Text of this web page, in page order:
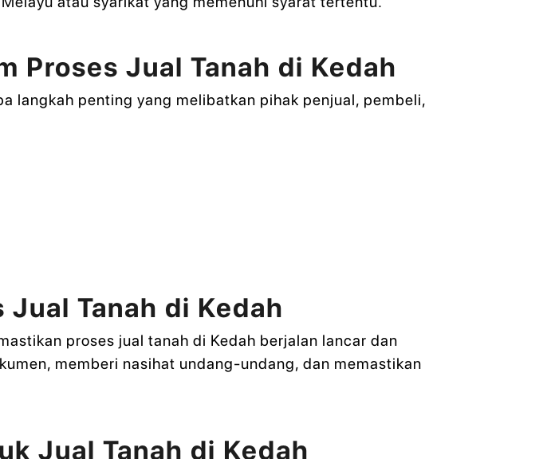
Proses Jual Tanah di Kedah
langkah penting yang melibatkan pihak penjual, pembeli,
Jual Tanah di Kedah
proses jual tanah di Kedah berjalan lancar dan
memberi nasihat undang-undang, dan memastikan
Jual Tanah di Kedah